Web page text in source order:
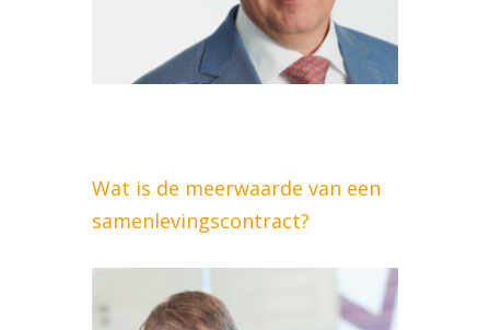
Wat is de meerwaarde van een
samenlevingscontract?